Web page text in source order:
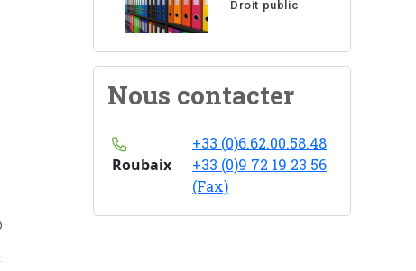
Droit public
Nous contacter
Roubaix
+33 (0)6.62.00.58.48
+33 (0)9 72 19 23 56
(Fax)